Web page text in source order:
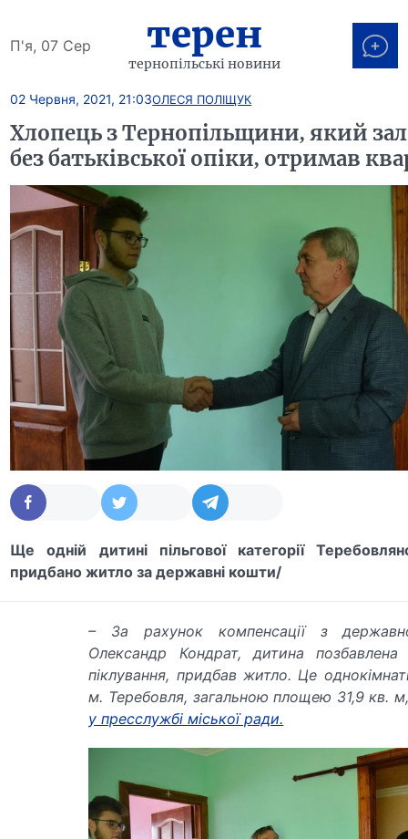
П'я, 07 Сер терен
тернопільські новини
02 Червня, 2021, 21:03ОЛЕСЯ ПОЛІЩУК
Хлопець з Тернопільщини, який
без батьківської опіки, отримав
Ще одній дитині пільгової категорії
придбано житло за державні кошти/
– За рахунок компенсації з
Олександр Кондрат, дитина позбавлена
піклування, придбав житло. Це
м. Теребовля, загальною площею 31,9 кв.
у пресслужбі міської ради.